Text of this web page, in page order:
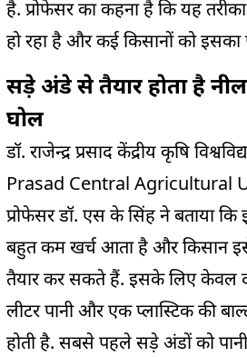
है. प्रोफेसर का कहना है कि यह
हो रहा है और कई किसानों को इसका
सड़े अंडे से तैयार होता है
घोल
डॉ. राजेन्द्र प्रसाद केंद्रीय कृषि
Prasad Central Agricultural
प्रोफेसर डॉ. एस के सिंह ने बताया
बहुत कम खर्च आता है और किसान
तैयार कर सकते हैं. इसके लिए केवल
लीटर पानी और एक प्लास्टिक की
होती है. सबसे पहले सड़े अंडों को